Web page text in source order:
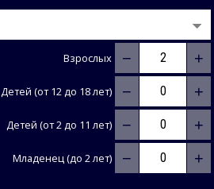
Взрослых − +
Детей (от 12 до 18 лет) − +
Детей (от 2 до 11 лет) − +
Младенец (до 2 лет) − +